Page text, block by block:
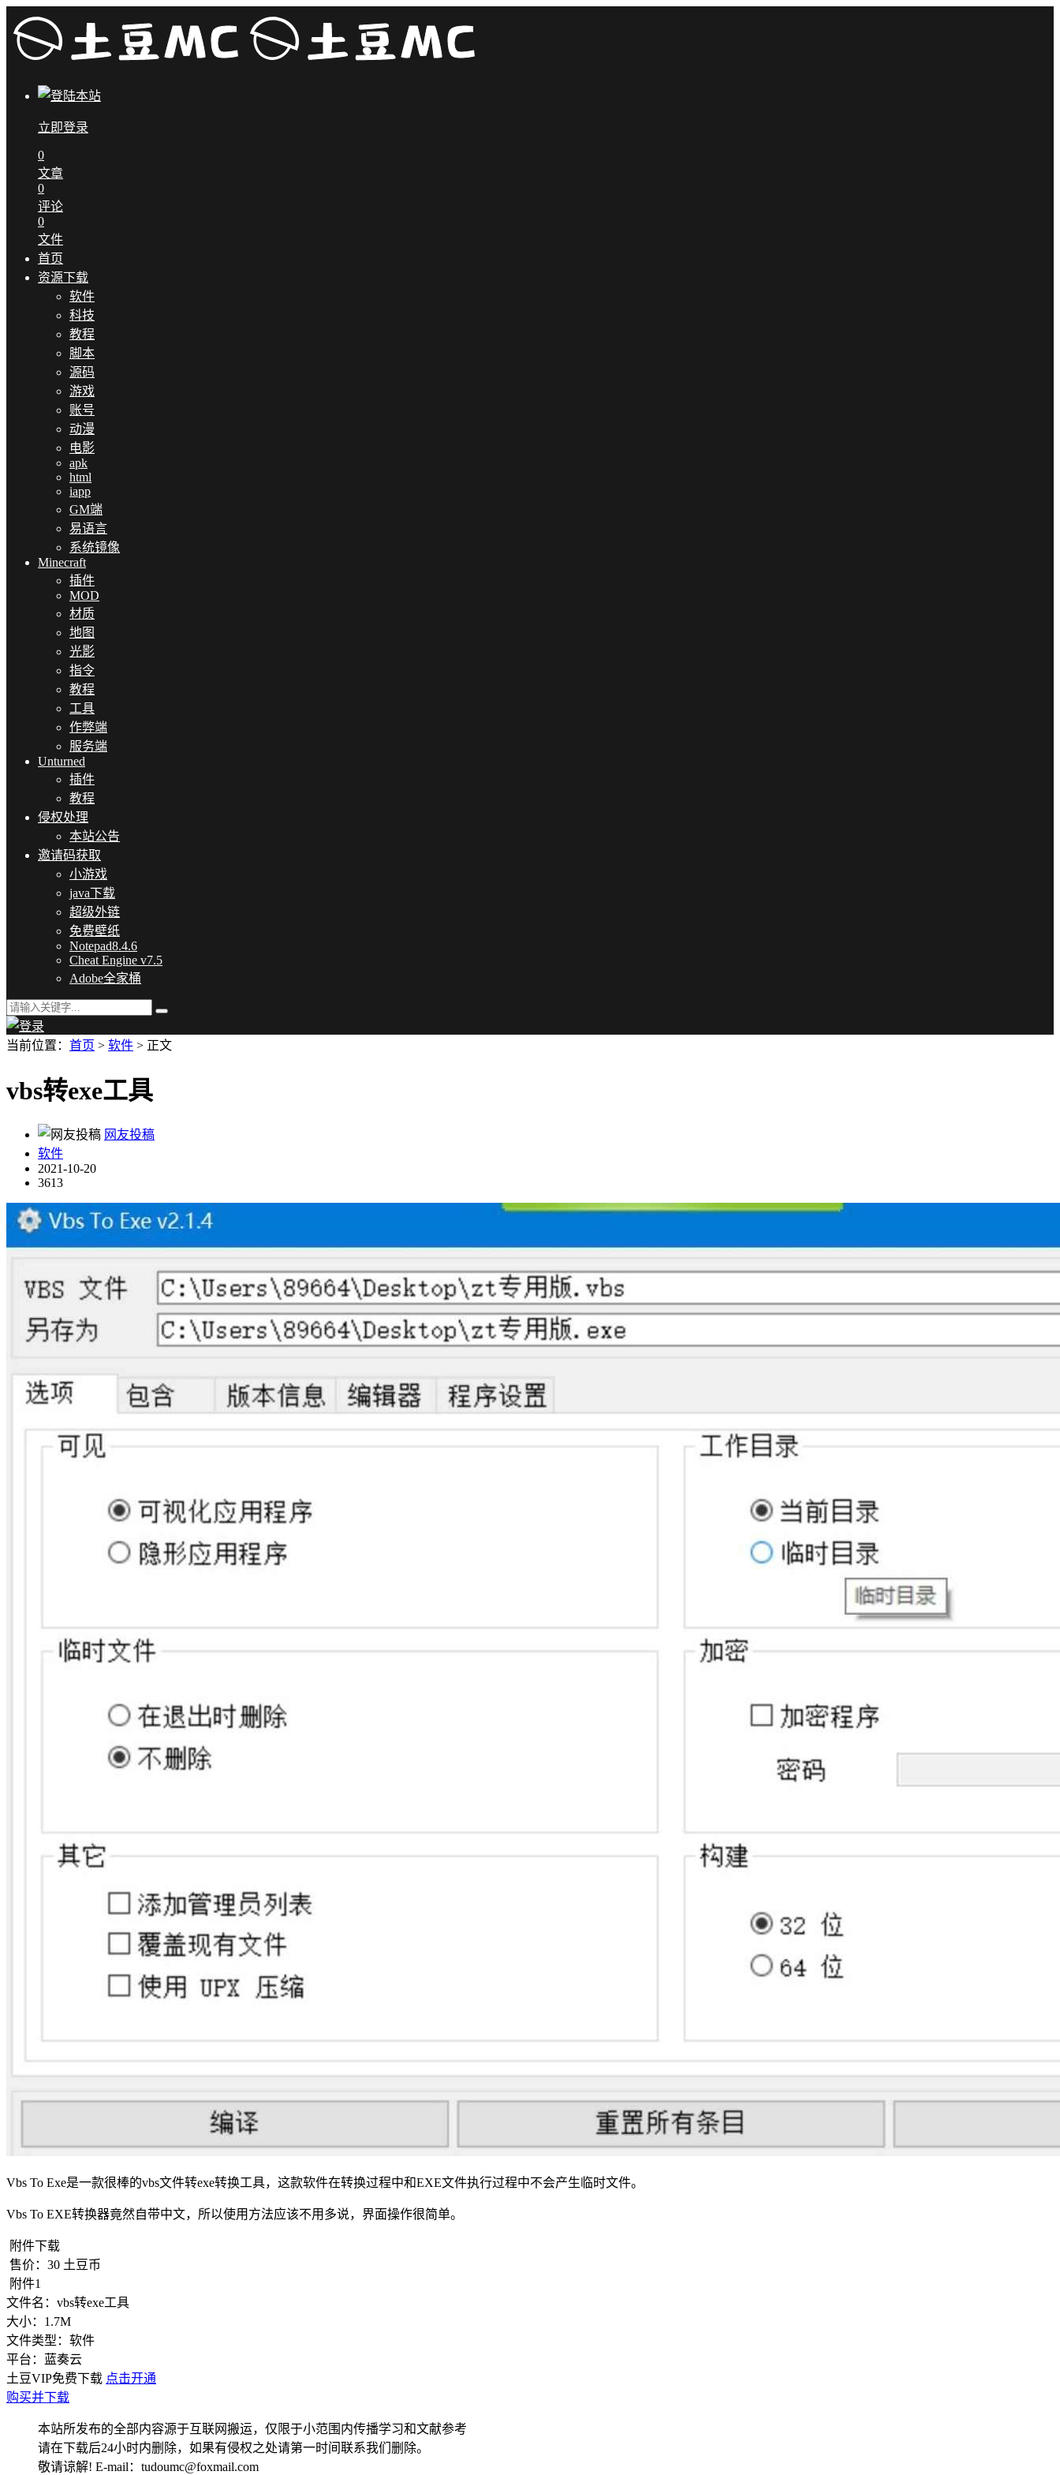
立即登录
0
文章
0
评论
0
文件
首页
资源下载
软件
科技
教程
脚本
源码
游戏
账号
动漫
电影
apk
html
iapp
GM端
易语言
系统镜像
Minecraft
插件
MOD
材质
地图
光影
指令
教程
工具
作弊端
服务端
Unturned
插件
教程
侵权处理
本站公告
邀请码获取
小游戏
java下载
超级外链
免费壁纸
Notepad8.4.6
Cheat Engine v7.5
Adobe全家桶
当前位置： 首页 > 软件 > 正文
vbs转exe工具
网友投稿
软件
2021-10-20
3613
Vbs To Exe是一款很棒的vbs文件转exe转换工具，这款软件在转换过程中和EXE文件执行过程中不会产生临时文件。
Vbs To EXE转换器竟然自带中文，所以使用方法应该不用多说，界面操作很简单。
附件下载
售价： 30 土豆币
附件1
文件名： vbs转exe工具
大小： 1.7M
文件类型： 软件
平台：
蓝奏云
土豆VIP免费下载 点击开通
购买并下载
本站所发布的全部内容源于互联网搬运，仅限于小范围内传播学习和文献参考
请在下载后24小时内删除，如果有侵权之处请第一时间联系我们删除。
敬请谅解! E-mail：tudoumc@foxmail.com